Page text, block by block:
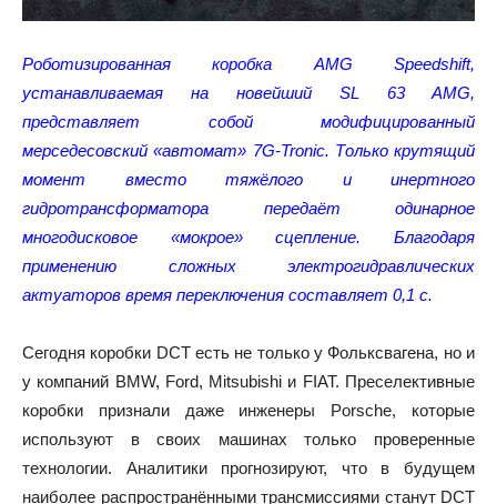
Роботизированная коробка AMG Speedshift,
устанавливаемая на новейший SL 63 AMG,
представляет собой модифицированный
мерседесовский «автомат» 7G-Tronic. Только крутящий
момент вместо тяжёлого и инертного
гидротрансформатора передаёт одинарное
многодисковое «мокрое» сцепление. Благодаря
применению сложных электрогидравлических
актуаторов время переключения составляет 0,1 с.
Сегодня коробки DCT есть не только у Фольксвагена, но и
у компаний BMW, Ford, Mitsubishi и FIAT. Преселективные
коробки признали даже инженеры Porsche, которые
используют в своих машинах только проверенные
технологии. Аналитики прогнозируют, что в будущем
наиболее распространёнными трансмиссиями станут DCT